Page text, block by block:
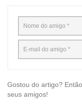
Gostou do artigo?
seus amigos!